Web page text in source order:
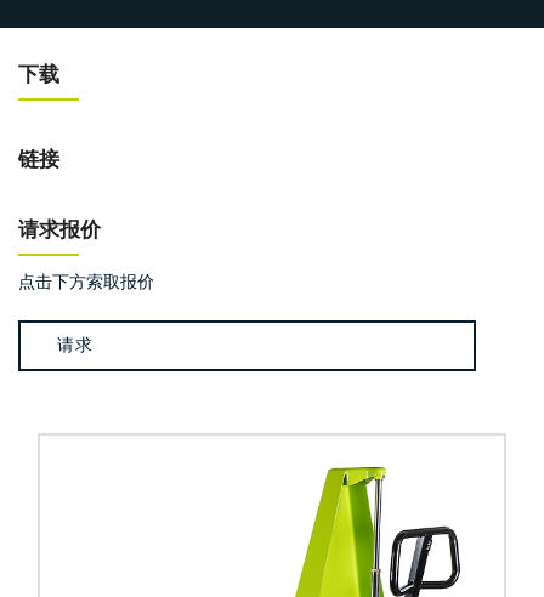
下载
链接
请求报价
点击下方索取报价
请求